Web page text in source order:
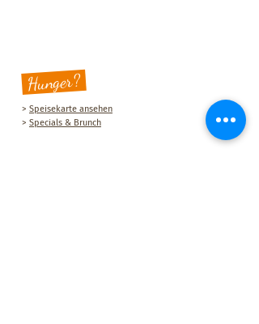
Hunger?
> Speisekarte ansehen
> Specials & Brunch